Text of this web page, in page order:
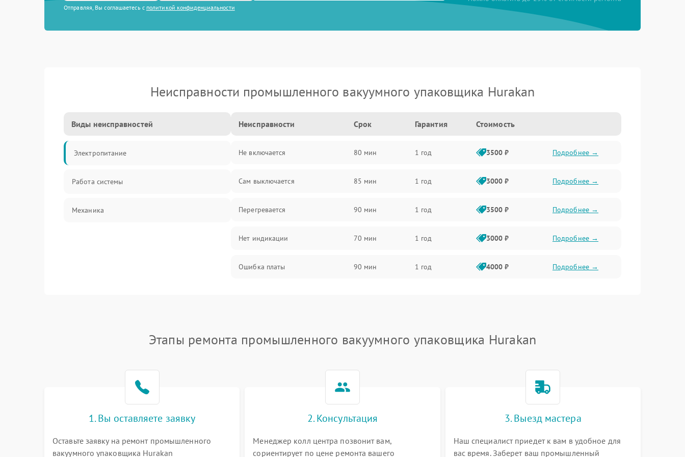
Отправляя, Вы соглашаетесь с политикой конфиденциальности
Неисправности промышленного вакуумного упаковщика Hurakan
Виды неисправностей
Электропитание
Работа системы
Механика
Неисправности Срок Гарантия Стоимость
Не включается 80 мин 1 год 3500 ₽ Подробнее →
Сам выключается 85 мин 1 год 3000 ₽ Подробнее →
Перегревается 90 мин 1 год 3500 ₽ Подробнее →
Нет индикации 70 мин 1 год 3000 ₽ Подробнее →
Ошибка платы 90 мин 1 год 4000 ₽ Подробнее →
Этапы ремонта промышленного вакуумного упаковщика Hurakan
1. Вы оставляете заявку
Оставьте заявку на ремонт промышленного
вакуумного упаковщика Hurakan
2. Консультация
Менеджер колл центра позвонит вам,
сориентирует по цене ремонта вашего
3. Выезд мастера
Наш специалист приедет к вам в удобное для
вас время. Заберет ваш промышленный